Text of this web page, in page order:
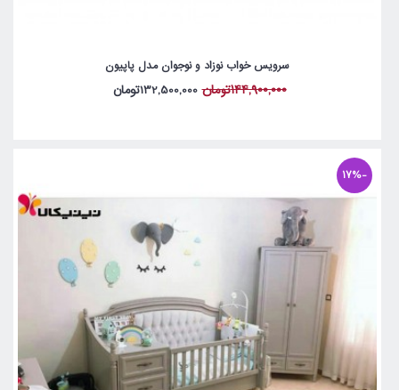
سرویس خواب نوزاد و نوجوان مدل پاپیون
144,900,000تومان 132,500,000تومان
-17%